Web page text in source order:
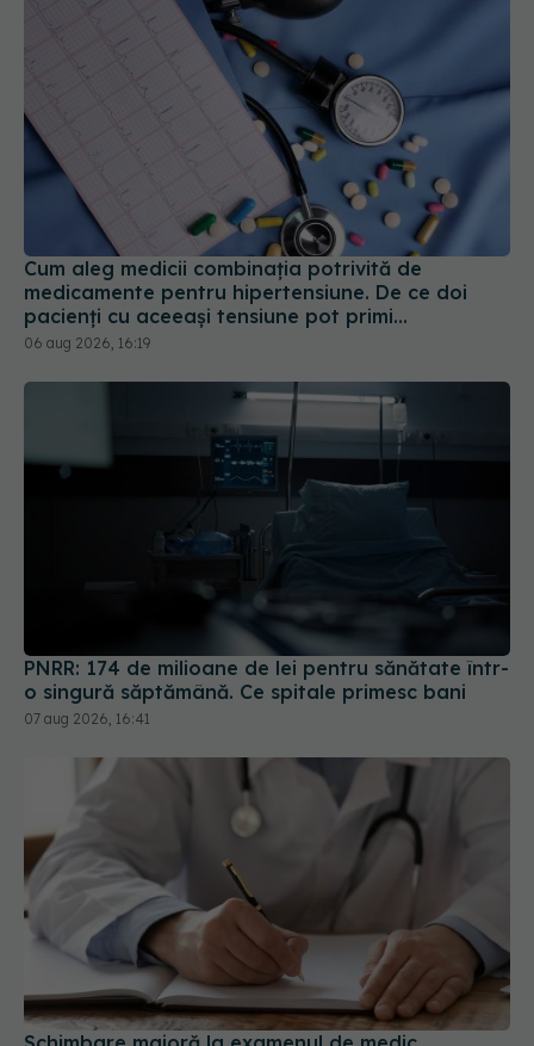
Cum aleg medicii combinația potrivită de
medicamente pentru hipertensiune. De ce doi
pacienți cu aceeași tensiune pot primi
tratamente diferite
06 aug 2026, 16:19
PNRR: 174 de milioane de lei pentru sănătate într-
o singură săptămână. Ce spitale primesc bani
07 aug 2026, 16:41